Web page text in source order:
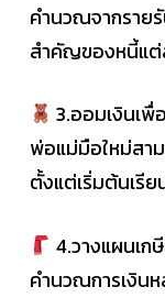
คำนวณจากราย
สำคัญของหนี้แต่
3.ออมเงินเพื่
พ่อแม่มือใหม่สา
ตั้งแต่เริ่มต้นเรี
4.วางแผนเ
คำนวณการเงิน